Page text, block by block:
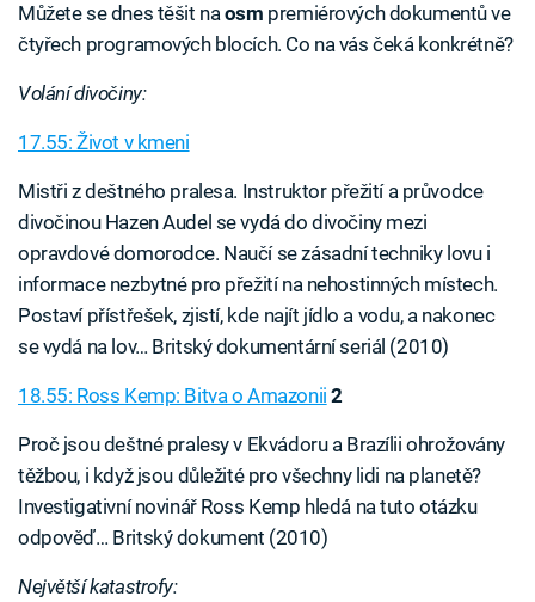
Můžete se dnes těšit naosm premiérových dokumentů ve
čtyřech programových blocích. Co na vás čeká konkrétně?
Volání divočiny:
17.55: Život v kmeni
Mistři z deštného pralesa. Instruktor přežití a průvodce
divočinou Hazen Audel se vydá do divočiny mezi
opravdové domorodce. Naučí se zásadní techniky lovu i
informace nezbytné pro přežití na nehostinných místech.
Postaví přístřešek, zjistí, kde najít jídlo a vodu, a nakonec
se vydá na lov… Britský dokumentární seriál (2010)
18.55: Ross Kemp: Bitva o Amazonii 2
Proč jsou deštné pralesy v Ekvádoru a Brazílii ohrožovány
těžbou, i když jsou důležité pro všechny lidi na planetě?
Investigativní novinář Ross Kemp hledá na tuto otázku
odpověď… Britský dokument (2010)
Největší katastrofy: